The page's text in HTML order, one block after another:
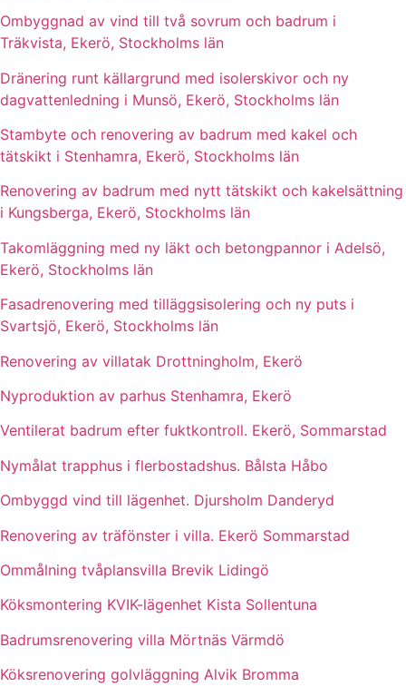
Ombyggnad av vind till två sovrum och badrum i
Träkvista, Ekerö, Stockholms län
Dränering runt källargrund med isolerskivor och ny
dagvattenledning i Munsö, Ekerö, Stockholms län
Stambyte och renovering av badrum med kakel och
tätskikt i Stenhamra, Ekerö, Stockholms län
Renovering av badrum med nytt tätskikt och kakelsättning
i Kungsberga, Ekerö, Stockholms län
Takomläggning med ny läkt och betongpannor i Adelsö,
Ekerö, Stockholms län
Fasadrenovering med tilläggsisolering och ny puts i
Svartsjö, Ekerö, Stockholms län
Renovering av villatak Drottningholm, Ekerö
Nyproduktion av parhus Stenhamra, Ekerö
Ventilerat badrum efter fuktkontroll. Ekerö, Sommarstad
Nymålat trapphus i flerbostadshus. Bålsta Håbo
Ombyggd vind till lägenhet. Djursholm Danderyd
Renovering av träfönster i villa. Ekerö Sommarstad
Ommålning tvåplansvilla Brevik Lidingö
Köksmontering KVIK-lägenhet Kista Sollentuna
Badrumsrenovering villa Mörtnäs Värmdö
Köksrenovering golvläggning Alvik Bromma